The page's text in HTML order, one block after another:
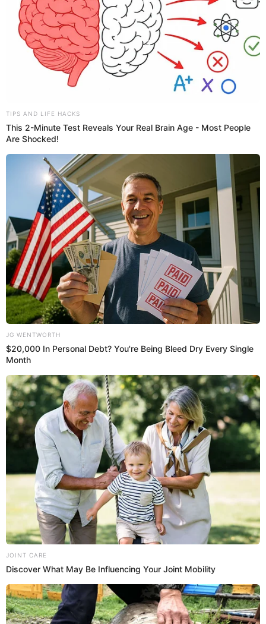
04 Ago 2024 | 15:56 h
¿Cuáles son las regiones del Perú que consumen
más cerveza? Estudio revela insólita lista
El Comité de Fabricantes de Cerveza y el Instituto de Estudios
Económicos y Sociales revelaron diversos aspectos sobre esta
popular bebida.
Enzo Torres
Cerveza
14 May 2024 | 14:43 h
¿Perú entre los países que más consume
alcohol? Este es el ranking que sorprende
Conoce AQUÍ los países que consumen más alcohol en
Latinoamérica y el mundo, según ranking. ¿En qué posición se
ubica Perú?
Erickson Acuña
Cerveza